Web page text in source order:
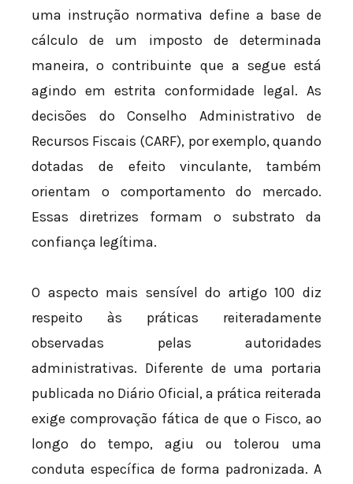
uma instrução normativa define a base de
cálculo de um imposto de determinada
maneira, o contribuinte que a segue está
agindo em estrita conformidade legal. As
decisões do Conselho Administrativo de
Recursos Fiscais (CARF), por exemplo, quando
dotadas de efeito vinculante, também
orientam o comportamento do mercado.
Essas diretrizes formam o substrato da
confiança legítima.
O aspecto mais sensível do artigo 100 diz
respeito às práticas reiteradamente
observadas pelas autoridades
administrativas. Diferente de uma portaria
publicada no Diário Oficial, a prática reiterada
exige comprovação fática de que o Fisco, ao
longo do tempo, agiu ou tolerou uma
conduta específica de forma padronizada. A